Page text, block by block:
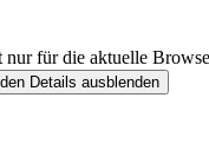
für die aktuelle
Details ausblenden